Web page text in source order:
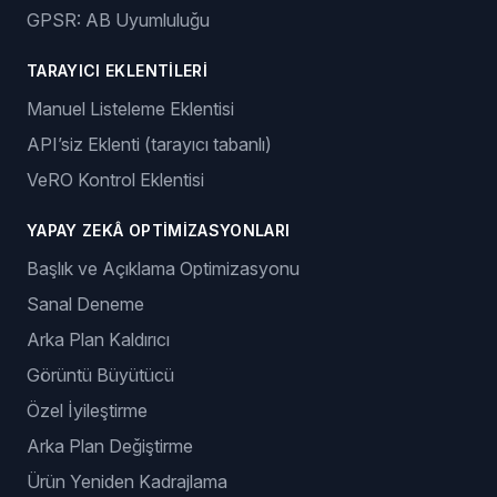
GPSR: AB Uyumluluğu
TARAYICI EKLENTILERI
Manuel Listeleme Eklentisi
API’siz Eklenti (tarayıcı tabanlı)
VeRO Kontrol Eklentisi
YAPAY ZEKÂ OPTIMIZASYONLARI
Başlık ve Açıklama Optimizasyonu
Sanal Deneme
Arka Plan Kaldırıcı
Görüntü Büyütücü
Özel İyileştirme
Arka Plan Değiştirme
Ürün Yeniden Kadrajlama